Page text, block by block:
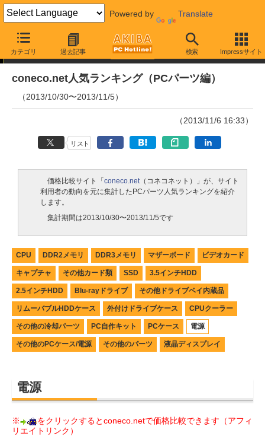
Powered by Translate
カテゴリ 過去記事 検索 Impressサイト
ランキング
coneco.net人気ランキング（PCパーツ編）
（2013/10/30〜2013/11/5）
（2013/11/6 16:33）
リスト
価格比較サイト「 coneco.net（コネコネット）」が、サイト
利用者の動向を元に集計したPCパーツ人気ランキングを紹介
します。
集計期間は2013/10/30〜2013/11/5です
CPU DDR2メモリ DDR3メモリ マザーボード ビデオカード
キャプチャ その他カード類 SSD 3.5インチHDD
2.5インチHDD Blu-rayドライブ その他ドライブベイ内蔵品
リムーバブルHDDケース 外付けドライブケース CPUクーラー
その他の冷却パーツ PC自作キット PCケース 電源
その他のPCケース/電源 その他のパーツ 液晶ディスプレイ
電源
※
をクリックするとconeco.netで価格比較できます（アフィ
リエイトリンク）